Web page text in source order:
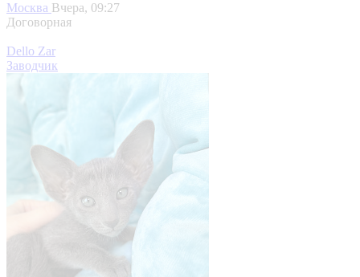
Москва Вчера, 09:27
Договорная
Dello Zar
Заводчик